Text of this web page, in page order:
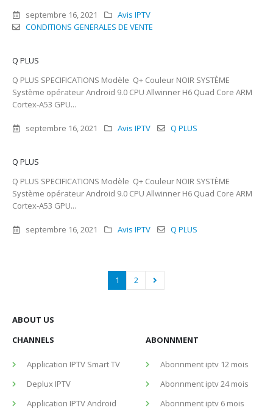
septembre 16, 2021
Avis IPTV
CONDITIONS GENERALES DE VENTE
Q PLUS
Q PLUS SPECIFICATIONS Modèle Q+ Couleur NOIR SYSTÈME
Système opérateur Android 9.0 CPU Allwinner H6 Quad Core ARM
Cortex-A53 GPU...
septembre 16, 2021 Avis IPTV Q PLUS
Q PLUS
Q PLUS SPECIFICATIONS Modèle Q+ Couleur NOIR SYSTÈME
Système opérateur Android 9.0 CPU Allwinner H6 Quad Core ARM
Cortex-A53 GPU...
septembre 16, 2021 Avis IPTV Q PLUS
1 2
ABOUT US
CHANNELS
Application IPTV Smart TV
Deplux IPTV
Application IPTV Android
ABONNMENT
Abonnment iptv 12 mois
Abonnment iptv 24 mois
Abonnment iptv 6 mois